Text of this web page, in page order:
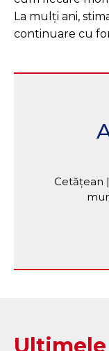
La mulți ani,
continuare cu
Cetățean